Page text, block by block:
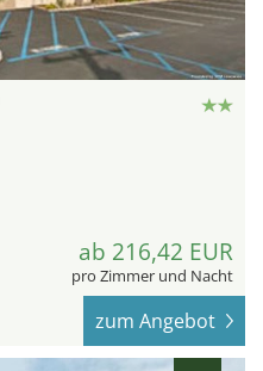
ab 216,42 EUR
pro Zimmer und Nacht
zum Angebot